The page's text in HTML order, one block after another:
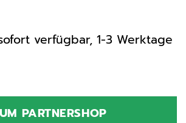
verfügbar, 1-3 Werktage
PARTNERSHOP